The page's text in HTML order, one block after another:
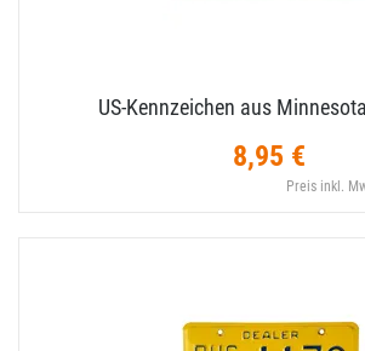
US-​Kennzeichen aus
8,95 €
Preis inkl.